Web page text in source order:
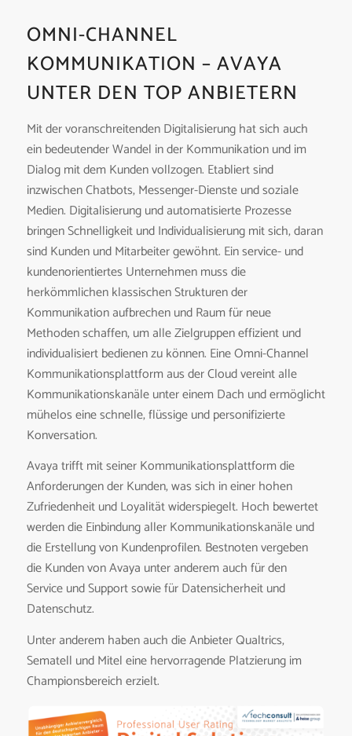
OMNI-CHANNEL
KOMMUNIKATION – AVAYA
UNTER DEN TOP ANBIETERN
Mit der voranschreitenden Digitalisierung hat sich auch
ein bedeutender Wandel in der Kommunikation und im
Dialog mit dem Kunden vollzogen. Etabliert sind
inzwischen Chatbots, Messenger-Dienste und soziale
Medien. Digitalisierung und automatisierte Prozesse
bringen Schnelligkeit und Individualisierung mit sich, daran
sind Kunden und Mitarbeiter gewöhnt. Ein service- und
kundenorientiertes Unternehmen muss die
herkömmlichen klassischen Strukturen der
Kommunikation aufbrechen und Raum für neue
Methoden schaffen, um alle Zielgruppen effizient und
individualisiert bedienen zu können. Eine Omni-Channel
Kommunikationsplattform aus der Cloud vereint alle
Kommunikationskanäle unter einem Dach und ermöglicht
mühelos eine schnelle, flüssige und personifizierte
Konversation.
Avaya trifft mit seiner Kommunikationsplattform die
Anforderungen der Kunden, was sich in einer hohen
Zufriedenheit und Loyalität widerspiegelt. Hoch bewertet
werden die Einbindung aller Kommunikationskanäle und
die Erstellung von Kundenprofilen. Bestnoten vergeben
die Kunden von Avaya unter anderem auch für den
Service und Support sowie für Datensicherheit und
Datenschutz.
Unter anderem haben auch die Anbieter Qualtrics,
Sematell und Mitel eine hervorragende Platzierung im
Championsbereich erzielt.